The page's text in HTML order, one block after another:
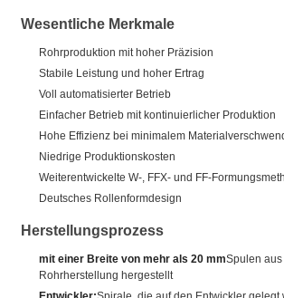
Wesentliche Merkmale
Rohrproduktion mit hoher Präzision
Stabile Leistung und hoher Ertrag
Voll automatisierter Betrieb
Einfacher Betrieb mit kontinuierlicher Produktion
Hohe Effizienz bei minimalem
Niedrige Produktionskosten
Weiterentwickelte W-, FFX- und FF-
Deutsches Rollenformdesign
Herstellungsprozess
mit einer Breite von mehr als 20 mmSpulen
Rohrherstellung hergestellt